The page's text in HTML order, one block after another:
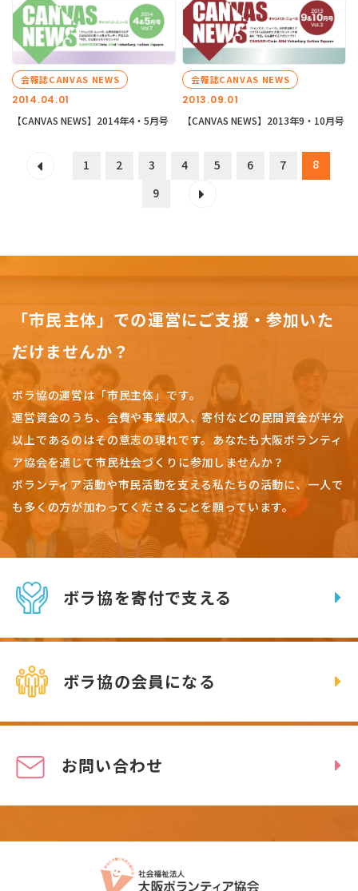
2014.04.01
会報誌CANVAS NEWS
【CANVAS NEWS】2014年4・5月号
2013.09.01
会報誌CANVAS NEWS
【CANVAS NEWS】2013年9・10月号
1 2 3 4 5 6 7
8
9
「市民主体」での運営にご支援・参加いた
だけませんか？
ボラ協の運営は「市民主体」です。
運営資金のうち、会費や事業収入、寄付などの民間資金が半分
以上であるのはその意志の現れです。 あなたも大阪ボランティ
ア協会を通じて市民社会づくりに参加しませんか？
ボランティア活動や市民活動を支える私たちの活動に、一人で
も多くの方が加わってくださることを願っています。
ボラ協を寄付で支える
ボラ協の会員になる
お問い合わせ